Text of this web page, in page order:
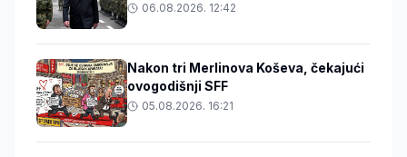
06.08.2026. 12:42
Nakon tri Merlinova Koševa, čekajući
ovogodišnji SFF
05.08.2026. 16:21